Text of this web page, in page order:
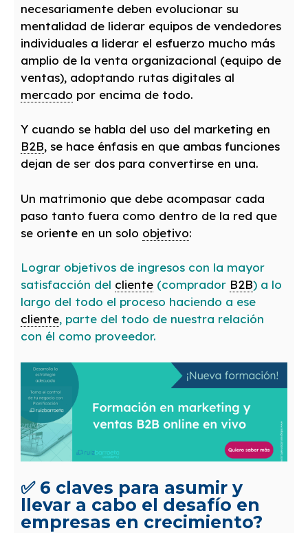
necesariamente deben evolucionar su
mentalidad de liderar equipos de vendedores
individuales a liderar el esfuerzo mucho más
amplio de la venta organizacional (equipo de
ventas), adoptando rutas digitales al
mercado por encima de todo.
Y cuando se habla del uso del marketing en
B2B, se hace énfasis en que ambas funciones
dejan de ser dos para convertirse en una.
Un matrimonio que debe acompasar cada
paso tanto fuera como dentro de la red que
se oriente en un solo objetivo:
Lograr objetivos de ingresos con la mayor
satisfacción del cliente (comprador B2B) a lo
largo del todo el proceso haciendo a ese
cliente, parte del todo de nuestra relación
con él como proveedor.
✅ 6 claves para asumir y
llevar a cabo el desafío en
empresas en crecimiento?